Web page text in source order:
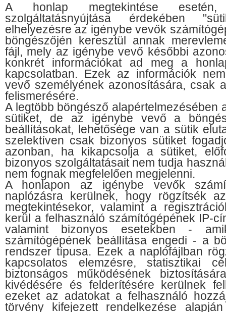
A honlap megtekintése esetén,
szolgáltatásnyújtása érdekében
elhelyezésre az igénybe vevők
böngészőjén keresztül annak
fájl, mely az igénybe vevő későbbi
konkrét információkat ad meg a
kapcsolatban. Ezek az információk
vevő személyének azonosítására, csak
felismerésére.
A legtöbb böngésző alapértelmezésében
sütiket, de az igénybe vevő a
beállításokat, lehetősége van a sütik
szelektíven csak bizonyos sütiket
azonban, ha kikapcsolja a sütiket,
bizonyos szolgáltatásait nem tudja
nem fognak megfelelően megjelenni.
A honlapon az igénybe vevők
naplózásra kerülnek, hogy rögzítsék
megtekintésekor, valamint a
kerül a felhasználó számítógépének IP-
valamint bizonyos esetekben -
számítógépének beállítása engedi - a
rendszer típusa. Ezek a naplófájlban
kapcsolatos elemzésre, statisztikai
biztonságos működésének
kivédésére és felderítésére kerülnek
ezeket az adatokat a felhasználó
törvény kifejezett rendelkezése